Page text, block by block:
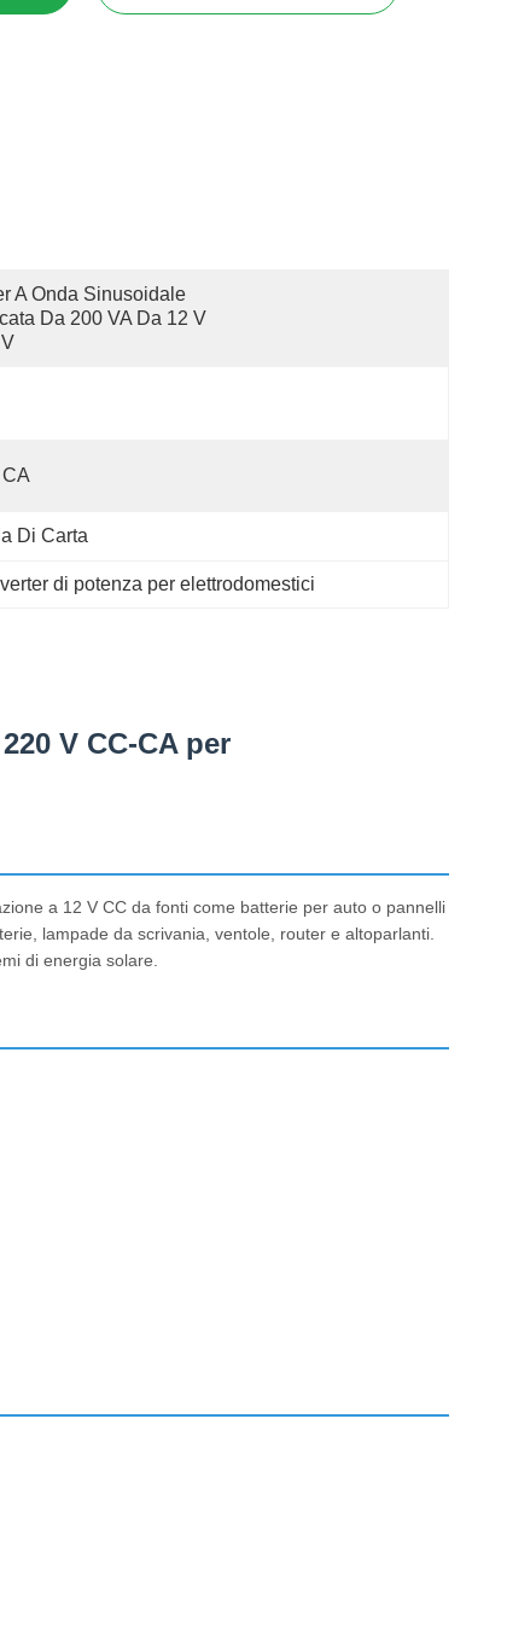
A Onda Sinusoidale
Da 200 VA Da 12 V
Di Carta
di potenza per elettrodomestici
V CC-CA per
a 12 V CC da fonti come batterie per auto o pannelli
lampade da scrivania, ventole, router e altoparlanti.
di energia solare.